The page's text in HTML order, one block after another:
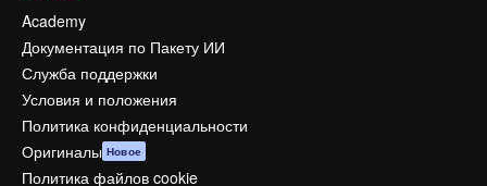
Academy
Документация по Пакету ИИ
Служба поддержки
Условия и положения
Политика конфиденциальности
Оригиналы Новое
Политика файлов cookie